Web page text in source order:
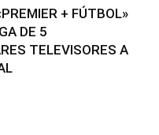
+ FÚTBOL»
DE 5
TELEVISORES A